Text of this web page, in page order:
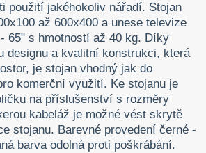
použití jakéhokoliv nářadí. Stojan
až 600x400 a unese televize
65" s hmotností až 40 kg. Díky
designu a kvalitní konstrukci, která
je stojan vhodný jak do
komerční využití. Ke stojanu je
na příslušenství s rozměry
kabeláž je možné vést skrytě
stojanu. Barevné provedení černé -
barva odolná proti poškrábání.